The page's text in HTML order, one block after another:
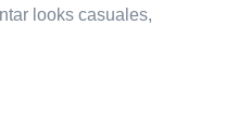
looks casuales,